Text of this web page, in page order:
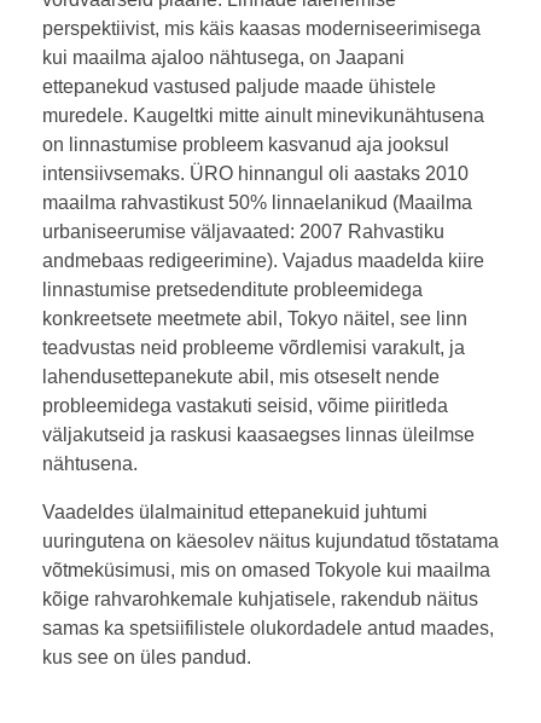
perspektiivist, mis käis kaasas moderniseerimisega
kui maailma ajaloo nähtusega, on Jaapani
ettepanekud vastused paljude maade ühistele
muredele. Kaugeltki mitte ainult minevikunähtusena
on linnastumise probleem kasvanud aja jooksul
intensiivsemaks. ÜRO hinnangul oli aastaks 2010
maailma rahvastikust 50% linnaelanikud (Maailma
urbaniseerumise väljavaated: 2007 Rahvastiku
andmebaas redigeerimine). Vajadus maadelda kiire
linnastumise pretsedenditute probleemidega
konkreetsete meetmete abil, Tokyo näitel, see linn
teadvustas neid probleeme võrdlemisi varakult, ja
lahendusettepanekute abil, mis otseselt nende
probleemidega vastakuti seisid, võime piiritleda
väljakutseid ja raskusi kaasaegses linnas üleilmse
nähtusena.
Vaadeldes ülalmainitud ettepanekuid juhtumi
uuringutena on käesolev näitus kujundatud tõstatama
võtmeküsimusi, mis on omased Tokyole kui maailma
kõige rahvarohkemale kuhjatisele, rakendub näitus
samas ka spetsiifilistele olukordadele antud maades,
kus see on üles pandud.